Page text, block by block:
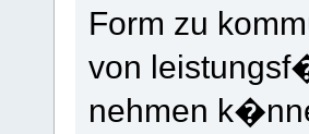
Form zu
von
nehmen